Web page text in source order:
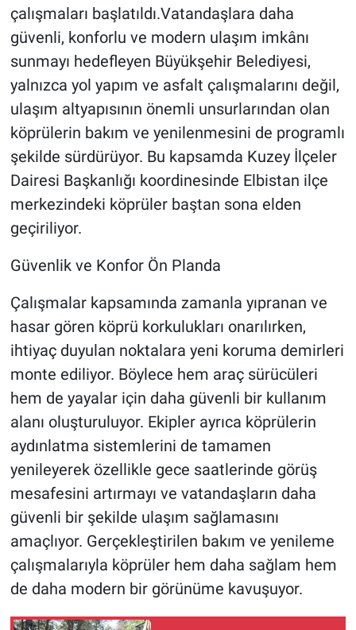
çalışmaları başlatıldı.Vatandaşlara daha
güvenli, konforlu ve modern ulaşım imkânı
sunmayı hedefleyen Büyükşehir Belediyesi,
yalnızca yol yapım ve asfalt çalışmalarını değil,
ulaşım altyapısının önemli unsurlarından olan
köprülerin bakım ve yenilenmesini de programlı
şekilde sürdürüyor. Bu kapsamda Kuzey İlçeler
Dairesi Başkanlığı koordinesinde Elbistan ilçe
merkezindeki köprüler baştan sona elden
geçiriliyor.
Güvenlik ve Konfor Ön Planda
Çalışmalar kapsamında zamanla yıpranan ve
hasar gören köprü korkulukları onarılırken,
ihtiyaç duyulan noktalara yeni koruma demirleri
monte ediliyor. Böylece hem araç sürücüleri
hem de yayalar için daha güvenli bir kullanım
alanı oluşturuluyor. Ekipler ayrıca köprülerin
aydınlatma sistemlerini de tamamen
yenileyerek özellikle gece saatlerinde görüş
mesafesini artırmayı ve vatandaşların daha
güvenli bir şekilde ulaşım sağlamasını
amaçlıyor. Gerçekleştirilen bakım ve yenileme
çalışmalarıyla köprüler hem daha sağlam hem
de daha modern bir görünüme kavuşuyor.